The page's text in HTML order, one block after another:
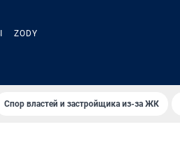
ZODY
Спор властей и застройщика из-за ЖК